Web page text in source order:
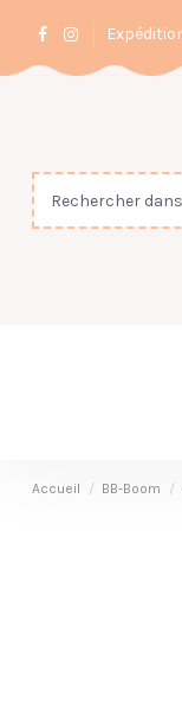
Accueil BB-Boom